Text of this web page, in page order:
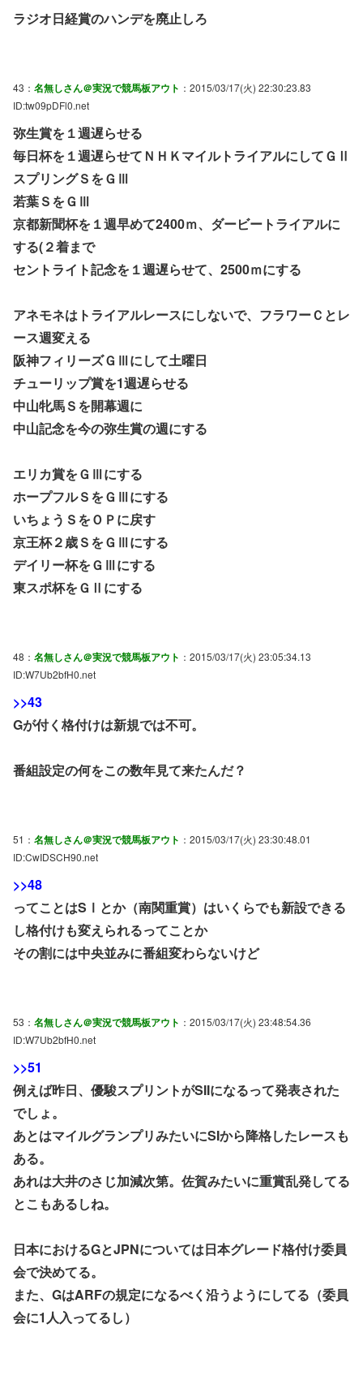
ラジオ日経賞のハンデを廃止しろ
43： 名無しさん＠実況で競馬板アウト ：2015/03/17(火) 22:30:23.83
ID:tw09pDFl0.net
弥生賞を１週遅らせる
毎日杯を１週遅らせてＮＨＫマイルトライアルにしてＧⅡ
スプリングＳをＧⅢ
若葉ＳをＧⅢ
京都新聞杯を１週早めて2400ｍ、ダービートライアルに
する(２着まで
セントライト記念を１週遅らせて、2500ｍにする
アネモネはトライアルレースにしないで、フラワーＣとレ
ース週変える
阪神フィリーズＧⅢにして土曜日
チューリップ賞を1週遅らせる
中山牝馬Ｓを開幕週に
中山記念を今の弥生賞の週にする
エリカ賞をＧⅢにする
ホープフルＳをＧⅢにする
いちょうＳをＯＰに戻す
京王杯２歳ＳをＧⅢにする
デイリー杯をＧⅢにする
東スポ杯をＧⅡにする
48： 名無しさん＠実況で競馬板アウト ：2015/03/17(火) 23:05:34.13
ID:W7Ub2bfH0.net
>>43
Gが付く格付けは新規では不可。
番組設定の何をこの数年見て来たんだ？
51： 名無しさん＠実況で競馬板アウト ：2015/03/17(火) 23:30:48.01
ID:CwIDSCH90.net
>>48
ってことはSⅠとか（南関重賞）はいくらでも新設できる
し格付けも変えられるってことか
その割には中央並みに番組変わらないけど
53： 名無しさん＠実況で競馬板アウト ：2015/03/17(火) 23:48:54.36
ID:W7Ub2bfH0.net
>>51
例えば昨日、優駿スプリントがSIIになるって発表された
でしょ。
あとはマイルグランプリみたいにSIから降格したレースも
ある。
あれは大井のさじ加減次第。佐賀みたいに重賞乱発してる
とこもあるしね。
日本におけるGとJPNについては日本グレード格付け委員
会で決めてる。
また、GはARFの規定になるべく沿うようにしてる（委員
会に1人入ってるし）